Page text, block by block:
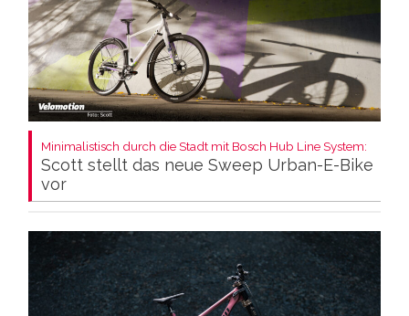
Minimalistisch durch die Stadt mit Bosch Hub Line System:
Scott stellt das neue Sweep Urban-E-Bike
vor